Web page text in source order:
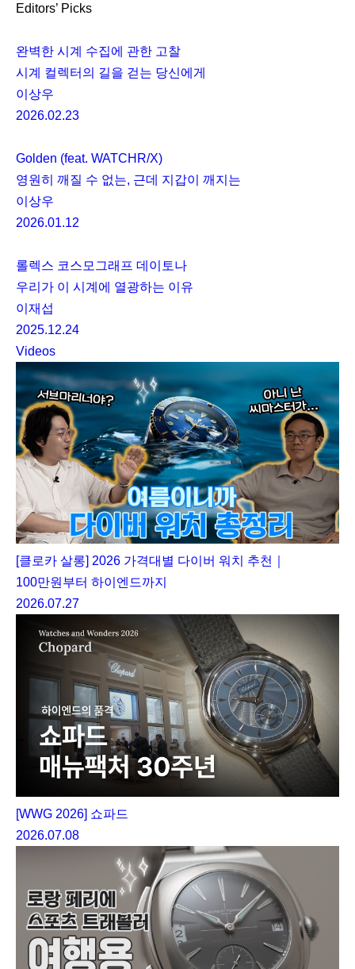
Editors’ Picks
완벽한 시계 수집에 관한 고찰
시계 컬렉터의 길을 걷는 당신에게
이상우
2026.02.23
Golden (feat. WATCHR/X)
영원히 깨질 수 없는, 근데 지갑이 깨지는
이상우
2026.01.12
롤렉스 코스모그래프 데이토나
우리가 이 시계에 열광하는 이유
이재섭
2025.12.24
Videos
[클로카 살롱] 2026 가격대별 다이버 워치 추천｜
100만원부터 하이엔드까지
2026.07.27
[WWG 2026] 쇼파드
2026.07.08